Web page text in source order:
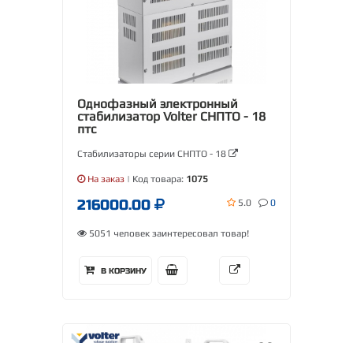
Однофазный электронный
стабилизатор Volter СНПТО - 18
птс
Стабилизаторы серии СНПТО - 18
На заказ | Код товара: 1075
216000.00 5.0 0
5051 человек заинтересовал товар!
В КОРЗИНУ